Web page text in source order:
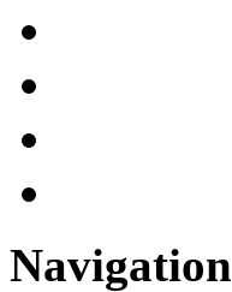
Navigation